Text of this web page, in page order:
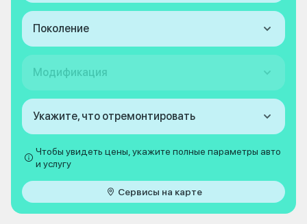
Поколение
Модификация
Укажите, что отремонтировать
Чтобы увидеть цены, укажите полные параметры авто
и услугу
Сервисы на карте